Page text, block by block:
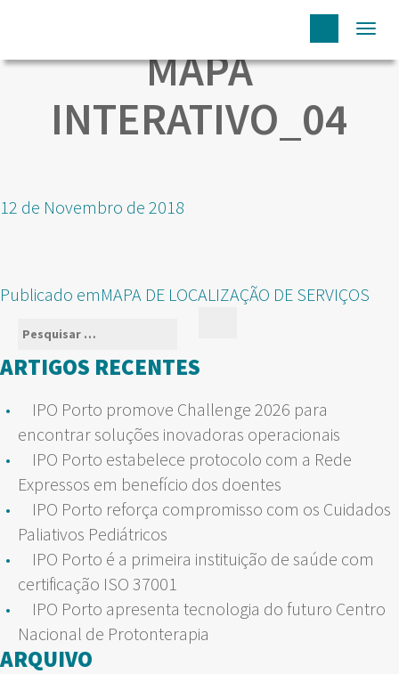
MAPA
INTERATIVO_04
Publicado
12 de Novembro de 2018
NAVEGAÇÃO
ARTIGOS
Publicado emMAPA DE LOCALIZAÇÃO DE SERVIÇOS
Pesquisar
por:
ARTIGOS RECENTES
IPO Porto promove Challenge 2026 para
encontrar soluções inovadoras operacionais
IPO Porto estabelece protocolo com a Rede
Expressos em benefício dos doentes
IPO Porto reforça compromisso com os Cuidados
Paliativos Pediátricos
IPO Porto é a primeira instituição de saúde com
certificação ISO 37001
IPO Porto apresenta tecnologia do futuro Centro
Nacional de Protonterapia
ARQUIVO